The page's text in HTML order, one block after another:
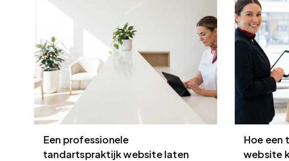
Een professionele
tandartspraktijk website laten
Hoe een
website